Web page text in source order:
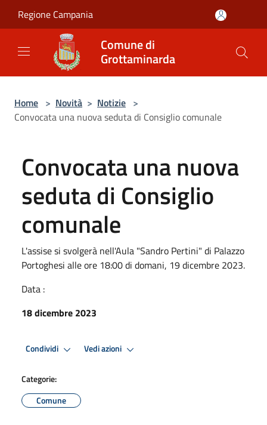
Regione Campania
Comune di
Grottaminarda
Home > Novità > Notizie >
Convocata una nuova seduta di Consiglio comunale
Convocata una nuova
seduta di Consiglio
comunale
L'assise si svolgerà nell'Aula "Sandro Pertini" di Palazzo
Portoghesi alle ore 18:00 di domani, 19 dicembre 2023.
Data :
18 dicembre 2023
Condividi Vedi azioni
Categorie:
Comune